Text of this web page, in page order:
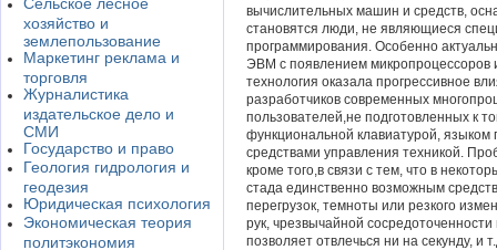
хозяйство и
землепользование
Маркетинг реклама и
торговля
Журналистика
издательское дело и
СМИ
Государство и право
Геология гидрология и
геодезия
Юридическая психология
Экономическая теория
политэкономия
вычислительных машин и средств,
становятся люди, не являющиеся
программирования. Особенно
ЭВМ с появлением микропроцессоров
технология оказала прогрессивное
разработчиков современных
пользователей,не подготовленных к
функциональной клавиатурой,
средствами управления техникой.
кроме того,в связи с тем, что в
стада единственно возможным
перегрузок, темноты или резкого
рук, чрезвычайной
позволяет отвлечься ни на секунду, и